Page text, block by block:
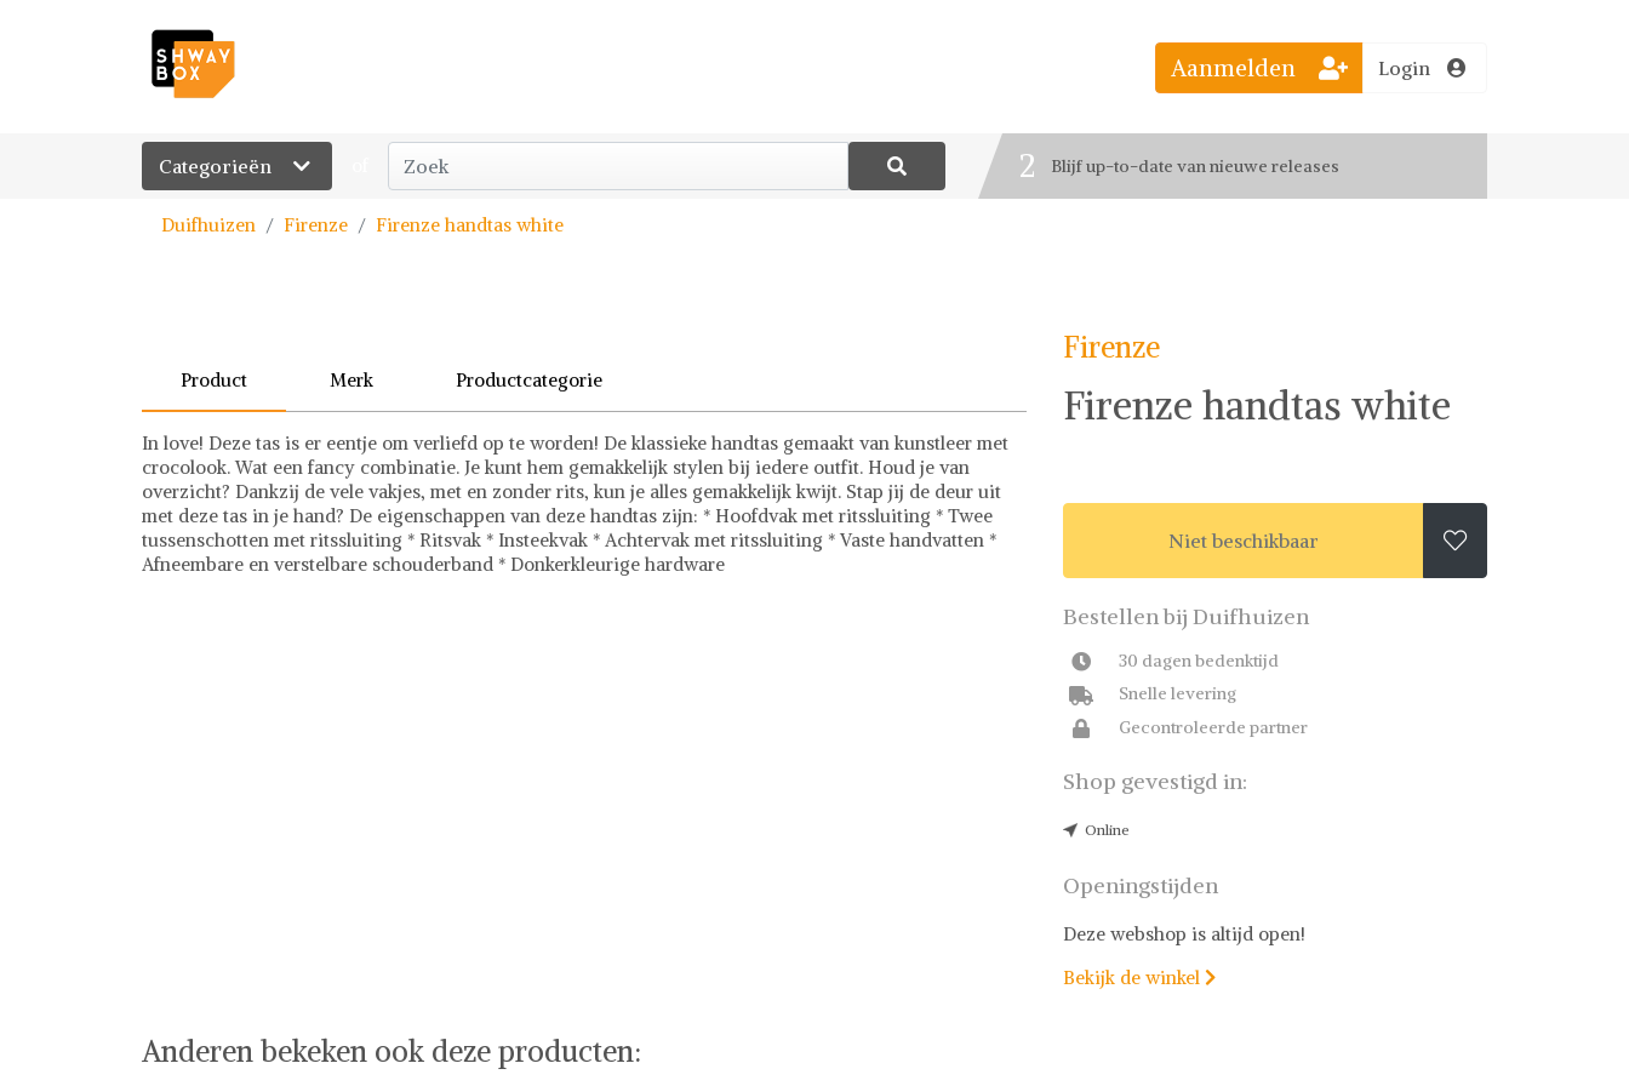
Categorieën
Bestel jouw favoriete looks
2 Blijf up-to-date van nieuwe releases
Aanmelden Login
Duifhuizen Firenze Firenze handtas white
Product Merk Productcategorie
In love! Deze tas is er eentje om verliefd op te worden! De klassieke handtas gemaakt van kunstleer met
crocolook. Wat een fancy combinatie. Je kunt hem gemakkelijk stylen bij iedere outfit. Houd je van
overzicht? Dankzij de vele vakjes, met en zonder rits, kun je alles gemakkelijk kwijt. Stap jij de deur uit
met deze tas in je hand? De eigenschappen van deze handtas zijn: * Hoofdvak met ritssluiting * Twee
tussenschotten met ritssluiting * Ritsvak * Insteekvak * Achtervak met ritssluiting * Vaste handvatten *
Afneembare en verstelbare schouderband * Donkerkleurige hardware
Firenze
Firenze handtas white
Niet beschikbaar 
Bestellen bij Duifhuizen
30 dagen bedenktijd
Snelle levering
Gecontroleerde partner
Shop gevestigd in:
Online
Openingstijden
Deze webshop is altijd open!
Bekijk de winkel 
Anderen bekeken ook deze producten: